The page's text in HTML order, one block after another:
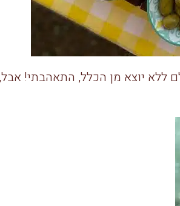
ללא יוצא מן הכלל, התאהבתי!